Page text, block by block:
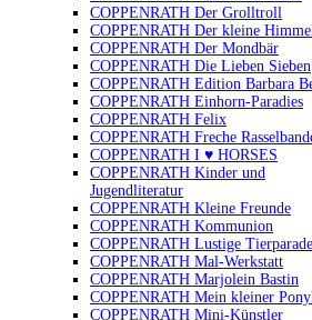
COPPENRATH Der Grolltroll
COPPENRATH Der kleine
COPPENRATH Der Mondbär
COPPENRATH Die Lieben Sieben
COPPENRATH Edition Barbara
COPPENRATH Einhorn-Paradies
COPPENRATH Felix
COPPENRATH Freche
COPPENRATH I ♥ HORSES
COPPENRATH Kinder und
Jugendliteratur
COPPENRATH Kleine Freunde
COPPENRATH Kommunion
COPPENRATH Lustige Tierparade
COPPENRATH Mal-Werkstatt
COPPENRATH Marjolein Bastin
COPPENRATH Mein kleiner
COPPENRATH Mini-Künstler